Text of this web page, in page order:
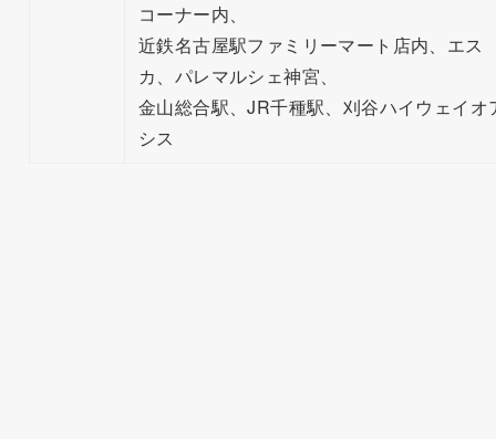
コーナー内、
近鉄名古屋駅ファミリーマート店内、エス
カ、パレマルシェ神宮、
金山総合駅、JR千種駅、刈谷ハイウェイオ
シス